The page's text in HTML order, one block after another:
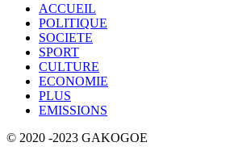
ACCUEIL
POLITIQUE
SOCIETE
SPORT
CULTURE
ECONOMIE
PLUS
EMISSIONS
© 2020 -2023 GAKOGOE